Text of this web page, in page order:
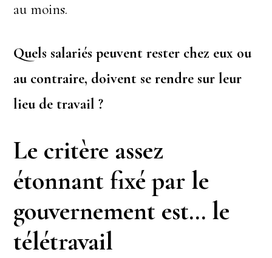
au moins.
Quels salariés peuvent rester chez eux ou
au contraire, doivent se rendre sur leur
lieu de travail ?
Le critère assez
étonnant fixé par le
gouvernement est… le
télétravail